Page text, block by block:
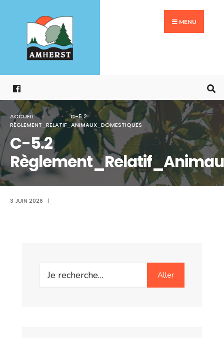
contenu
MENU
ACCUEIL
C-5.2
RÈGLEMENT_RELATIF_ANIMAUX_DOMESTIQUES
C-5.2
3 JUIN 2026 |
Search
Aller
for: